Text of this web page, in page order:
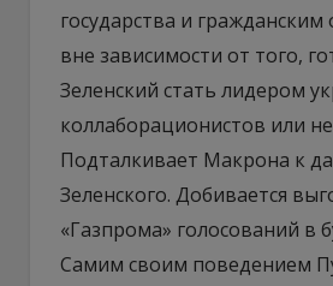
государства и
вне зависимости от того,
Зеленский стать лидером
коллаборационистов или
Подталкивает Макрона к
Зеленского. Добивается
«Газпрома» голосований в
Самим своим поведением